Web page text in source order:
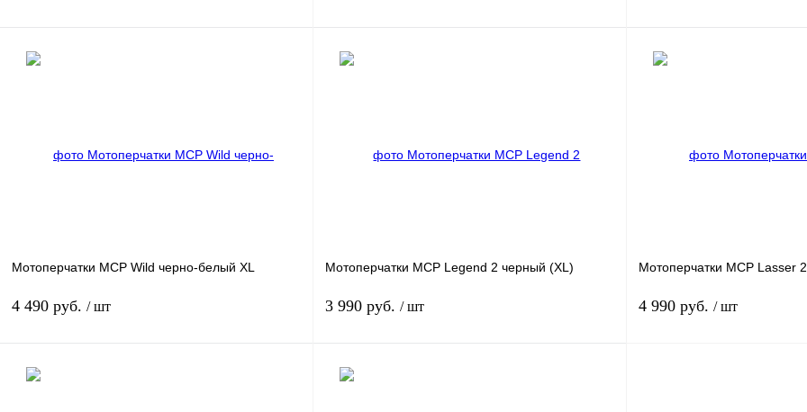
наличии
наличии
Мотоперчатки MCP Wild черно-белый XL
4 490 руб. / шт
Мотоперчатки MCP Legend 2 черный (XL)
3 990 руб. / шт
Мотоперчатки MCP Lasser
4 990 руб. / шт